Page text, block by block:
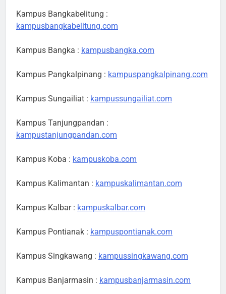
Kampus Bangkabelitung :
kampusbangkabelitung.com
Kampus Bangka : kampusbangka.com
Kampus Pangkalpinang : kampuspangkalpinang.com
Kampus Sungailiat : kampussungailiat.com
Kampus Tanjungpandan :
kampustanjungpandan.com
Kampus Koba : kampuskoba.com
Kampus Kalimantan : kampuskalimantan.com
Kampus Kalbar : kampuskalbar.com
Kampus Pontianak : kampuspontianak.com
Kampus Singkawang : kampussingkawang.com
Kampus Banjarmasin : kampusbanjarmasin.com